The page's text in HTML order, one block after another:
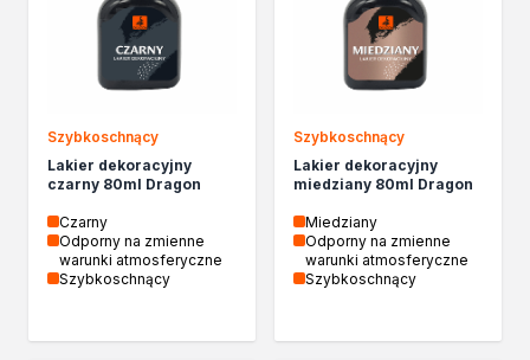
Izolacje i impregnaty budowlane
Folie w płynie
Impregnaty specjalistyczne
Impregnaty do drewna konstrukcyjnego
Grunty
Środki bioochronne
Środki czyszczące
Malowanie, ochrona i dekoracja
Bejce
Farby w aerozolu
Szybkoschnący
Lakier dekoracyjny
czarny 80ml Dragon
Czarny
Odporny na zmienne
warunki atmosferyczne
Szybkoschnący
Szybkoschnący
Lakier dekoracyjny
miedziany 80ml Dragon
Miedziany
Odporny na zmienne
warunki atmosferyczne
Szybkoschnący